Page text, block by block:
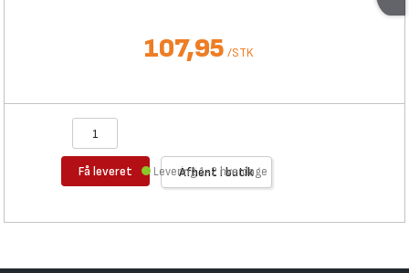
107,95 /STK
Få leveret Afhent i butik
Levering 1-2 hverdage